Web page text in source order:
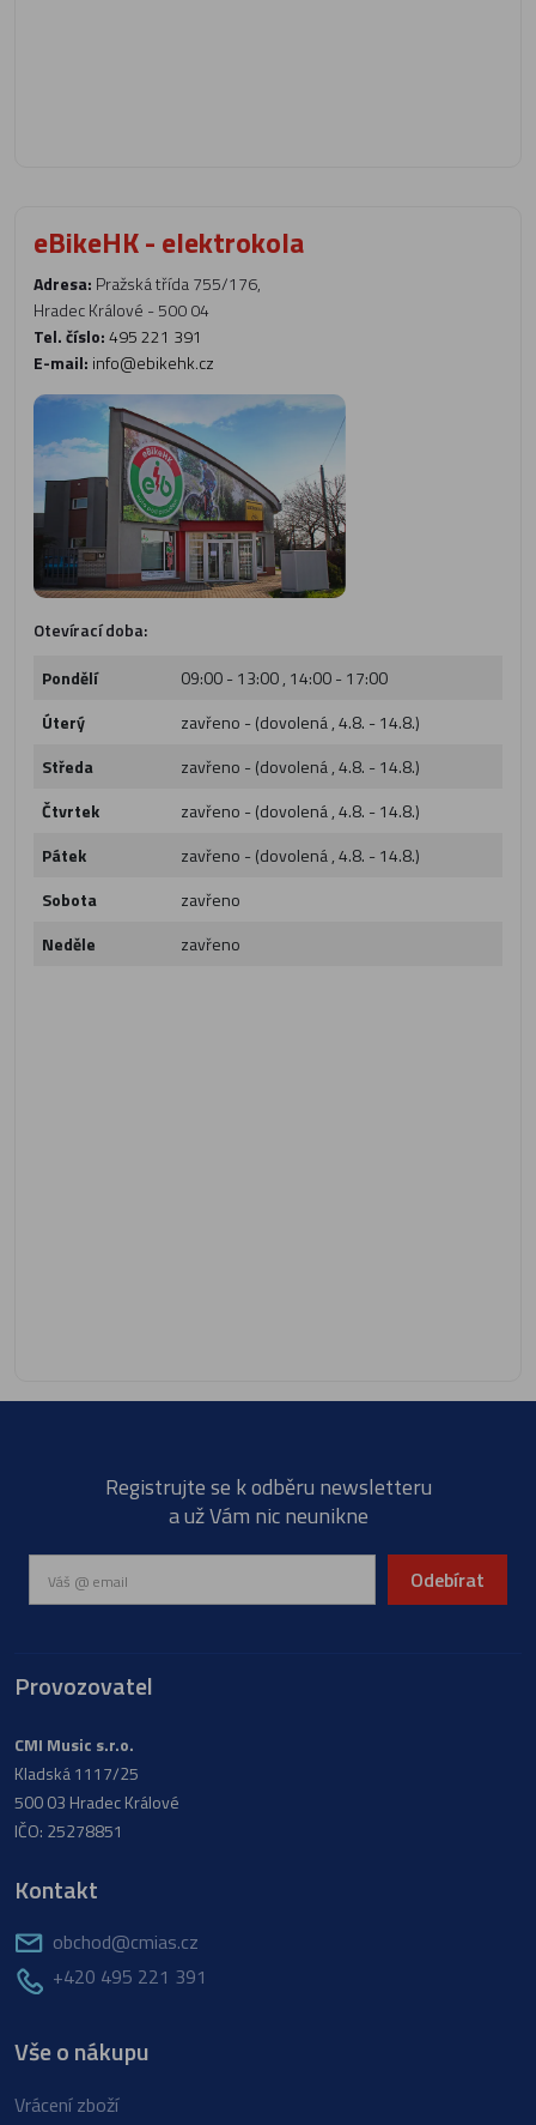
eBikeHK - elektrokola
Adresa: Pražská třída 755/176,
Hradec Králové - 500 04
Tel. číslo:495 221 391
E-mail: info@ebikehk.cz
Otevírací doba:
Pondělí
09:00 - 13:00 , 14:00 - 17:00
Úterý
zavřeno - (dovolená , 4.8. - 14.8.)
Středa
zavřeno - (dovolená , 4.8. - 14.8.)
Čtvrtek
zavřeno - (dovolená , 4.8. - 14.8.)
Pátek
zavřeno - (dovolená , 4.8. - 14.8.)
Sobota
zavřeno
Neděle
zavřeno
Registrujte se k odběru newsletteru
a už Vám nic neunikne
Odebírat
Provozovatel
CMI Music s.r.o.
Kladská 1117/25
500 03 Hradec Králové
IČO: 25278851
Kontakt
obchod@cmias.cz
+420 495 221 391
Vše o nákupu
Vrácení zboží